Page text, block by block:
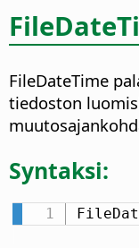
FileDateTime
tiedoston
Syntaksi: